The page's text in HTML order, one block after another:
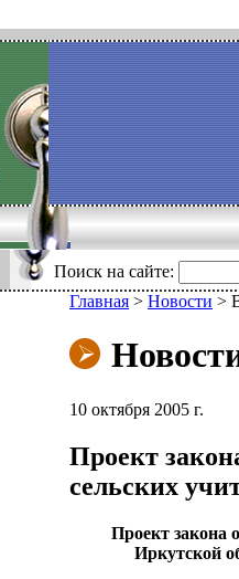
Поиск на сайте:
Главная > Новости >
10 октября 2005 г.
Проект
сельских
Проект закона
Иркутской